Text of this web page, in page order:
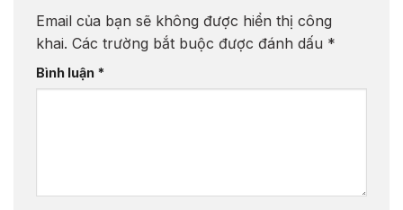
Email của bạn sẽ không được hiển thị công
khai. Các trường bắt buộc được đánh dấu *
Bình luận *